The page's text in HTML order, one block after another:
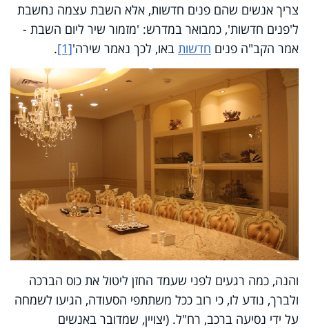
צריך אנשים שהם פנים חדשות, אלא השבת עצמה נחשבת
ל'פנים חדשות', כמבואר במדרש: 'מזמור שיר ליום השבת -
אמר הקב"ה פנים חדשות באו, לכך נאמר שירה'[1]
.
והנה, כמה רגעים לפני שעמד החזן ליטול את כוס הברכה
ולברך, נודע לו, כי רוב ככל משתתפי הסעודה, הגיעו לשמחה
על ידי נסיעה ברכב, רח"ל. (יצויין, שמדובר באנשים